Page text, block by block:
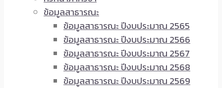
ข้อมูลสาธารณะ
ข้อมูลสาธารณะ ปีงบประมาณ 2565
ข้อมูลสาธารณะ ปีงบประมาณ 2566
ข้อมูลสาธารณะ ปีงบประมาณ 2567
ข้อมูลสาธารณะ ปีงบประมาณ 2568
ข้อมูลสาธารณะ ปีงบประมาณ 2569